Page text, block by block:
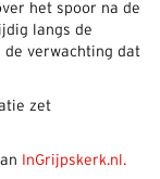
het spoor na de
langs de
de verwachting dat
zet
InGrijpskerk.nl.